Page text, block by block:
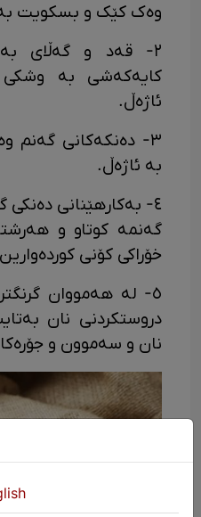
وەک کێک و بسکویت
٢- قەد و گەڵای
کایەکەشی بە وشکی
ئاژەڵ.
٣- دەنکەکانی گەنم
بە ئاژەڵ.
٤- بەکارھێنانی
گەنمە کوتاو و
خۆراکی کۆنی
٥- لە هەمووان
دروستکردنی نان
نان و سەموون و